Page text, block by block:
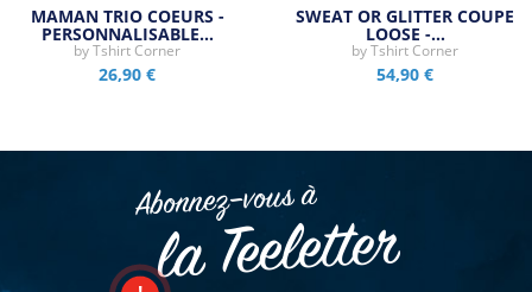
MAMAN TRIO COEURS -
PERSONNALISABLE…
byTshirt Corner
26,90 €
SWEAT OR GLITTER COUPE
LOOSE -…
byTshirt Corner
54,90 €
Abonnez–vous à
la Teeletter